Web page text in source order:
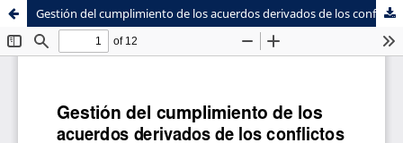
Sistema de
Bibliotecas
Facultad de
Ciencias Sociales
Gestión del cumplimiento de los acuerdos derivados de los conflictos sociales: un modelo de análisis desde la gestión pública y las políticas públicas